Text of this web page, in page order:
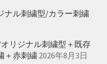
ナル刺繍型/カラー刺繍
リジナル刺繍型＋既存
＋赤刺繍 2026年8月3日